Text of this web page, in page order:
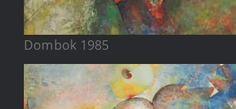
Dombok 1985